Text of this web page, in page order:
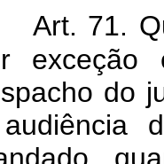
Art. 71.
exceção
do